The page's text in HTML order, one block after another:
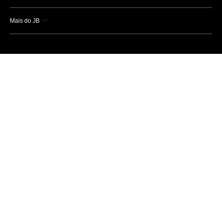
Mais do JB
Esportes